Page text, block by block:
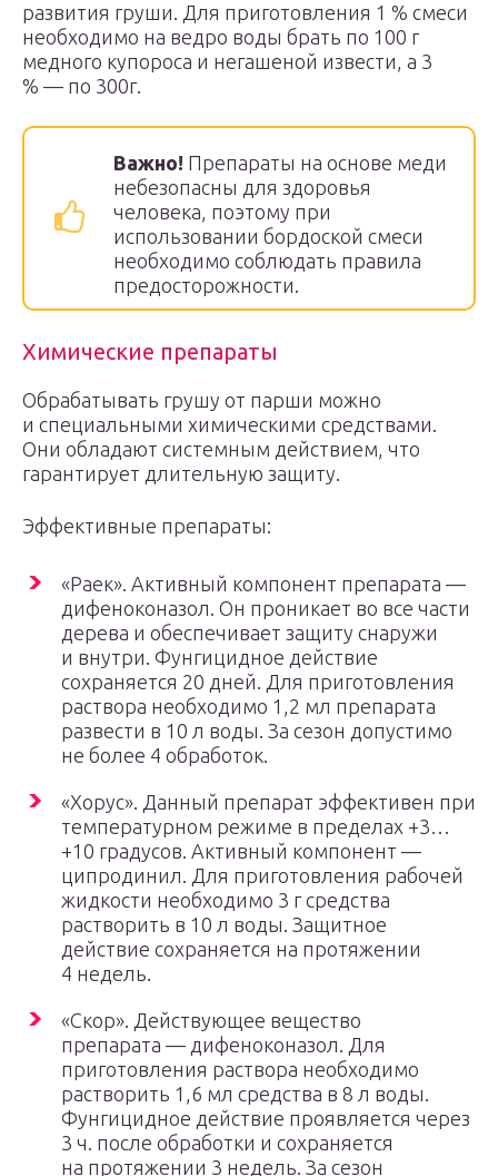
развития груши. Для приготовления 1 % смеси
необходимо на ведро воды брать по 100 г
медного купороса и негашеной извести, а 3
% — по 300г.
Важно! Препараты на основе меди
небезопасны для здоровья
человека, поэтому при
использовании бордоской смеси
необходимо соблюдать правила
предосторожности.
Химические препараты
Обрабатывать грушу от парши можно
и специальными химическими средствами.
Они обладают системным действием, что
гарантирует длительную защиту.
Эффективные препараты:
«Раек». Активный компонент препарата —
дифеноконазол. Он проникает во все части
дерева и обеспечивает защиту снаружи
и внутри. Фунгицидное действие
сохраняется 20 дней. Для приготовления
раствора необходимо 1,2 мл препарата
развести в 10 л воды. За сезон допустимо
не более 4 обработок.
«Хорус». Данный препарат эффективен при
температурном режиме в пределах +3…
+10 градусов. Активный компонент —
ципродинил. Для приготовления рабочей
жидкости необходимо 3 г средства
растворить в 10 л воды. Защитное
действие сохраняется на протяжении
4 недель.
«Скор». Действующее вещество
препарата — дифеноконазол. Для
приготовления раствора необходимо
растворить 1,6 мл средства в 8 л воды.
Фунгицидное действие проявляется через
3 ч. после обработки и сохраняется
на протяжении 3 недель. За сезон